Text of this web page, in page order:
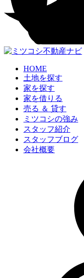
HOME
土地を探す
家を探す
家を借りる
売る ＆ 貸す
ミツコシの強み
スタッフ紹介
スタッフブログ
会社概要